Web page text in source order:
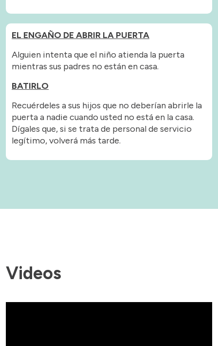
EL ENGAÑO DE ABRIR LA PUERTA
Alguien intenta que el niño atienda la puerta
mientras sus padres no están en casa.
BATIRLO
Recuérdeles a sus hijos que no deberían abrirle la
puerta a nadie cuando usted no está en la casa.
Dígales que, si se trata de personal de servicio
legítimo, volverá más tarde.
Videos